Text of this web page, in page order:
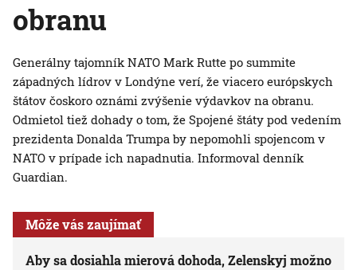
obranu
Generálny tajomník NATO Mark Rutte po summite
západných lídrov v Londýne verí, že viacero európskych
štátov čoskoro oznámi zvýšenie výdavkov na obranu.
Odmietol tiež dohady o tom, že Spojené štáty pod vedením
prezidenta Donalda Trumpa by nepomohli spojencom v
NATO v prípade ich napadnutia. Informoval denník
Guardian.
Môže vás zaujímať
Aby sa dosiahla mierová dohoda, Zelenskyj možno